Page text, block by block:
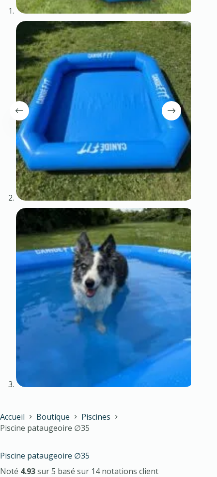
Accueil Boutique
Piscines
Piscine pataugeoire ∅35
Piscine pataugeoire ∅35
Noté 4.93sur 5 basé sur 14notations client